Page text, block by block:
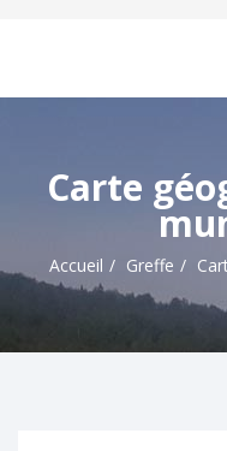
Carte
Accueil Greffe